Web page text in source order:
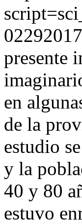
presente
en
de la
estudio
y la
40 y 80
estuvo